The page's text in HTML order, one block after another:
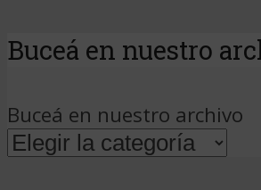
Buceá en nuestro
Buceá en nuestro archivo